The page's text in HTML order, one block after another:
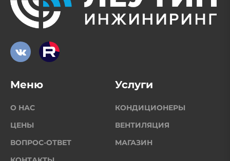
Меню
О НАС
ЦЕНЫ
ВОПРОС-ОТВЕТ
Услуги
КОНДИЦИОНЕРЫ
ВЕНТИЛЯЦИЯ
МАГАЗИН